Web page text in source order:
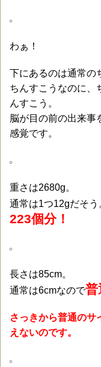
わぁ！
下にあるのは通常の
ちんすこうなのに、
んすこう。
脳が目の前の出来事
感覚です。
重さは2680g。
通常は1つ12gだそ
223個分！
長さは85cm。
通常は6cmなので普
さっきから普通のサ
えないのです。